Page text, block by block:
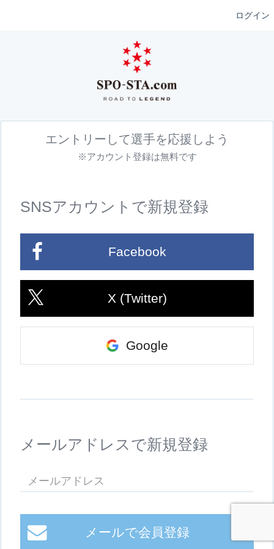
ログイン
エントリーして選手を応援しよう
※アカウント登録は無料です
SNSアカウントで新規登録
Facebook
X (Twitter)
Google
メールアドレスで新規登録
メールで会員登録